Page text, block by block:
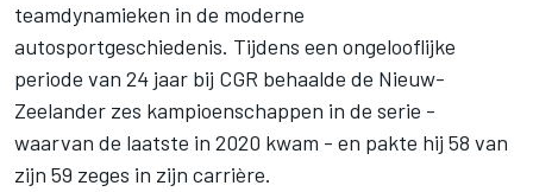
teamdynamieken in de moderne
autosportgeschiedenis. Tijdens een ongelooflijke
periode van 24 jaar bij CGR behaalde de Nieuw-
Zeelander zes kampioenschappen in de serie -
waarvan de laatste in 2020 kwam - en pakte hij 58 van
zijn 59 zeges in zijn carrière.